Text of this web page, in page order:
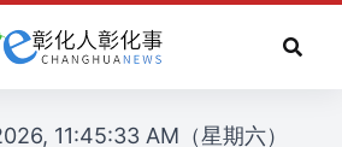
11:45:33 AM（星期六）